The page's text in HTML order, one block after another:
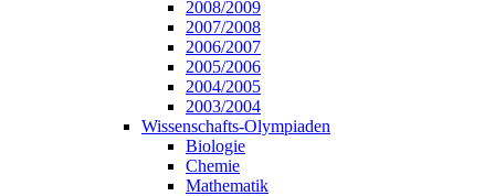
2008/2009
2007/2008
2006/2007
2005/2006
2004/2005
2003/2004
Wissenschafts-Olympiaden
Biologie
Chemie
Mathematik